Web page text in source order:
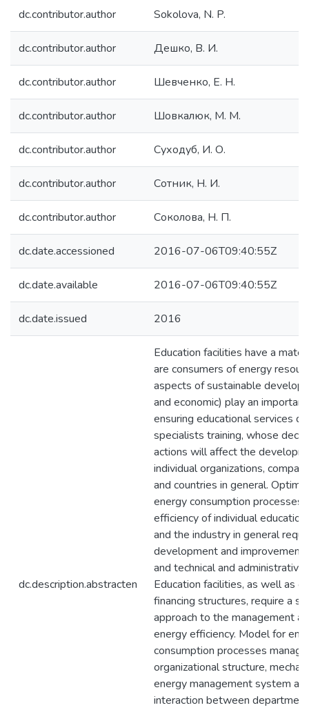
dc.contributor.author Sokolova, N. P.
dc.contributor.author Дешко, В. И.
dc.contributor.author Шевченко, Е. Н.
dc.contributor.author Шовкалюк, M. M.
dc.contributor.author Суходуб, И. О.
dc.contributor.author Сотник, Н. И.
dc.contributor.author Соколова, Н. П.
dc.date.accessioned 2016-07-06T09:40:55Z
dc.date.available 2016-07-06T09:40:55Z
dc.date.issued 2016
dc.description.abstracten
Education facilities have a
are consumers of energy
aspects of sustainable
and economic) play an
ensuring educational services
specialists training, whose
actions will affect the
individual organizations,
and countries in general.
energy consumption processes
efficiency of individual
and the industry in general
development and improvement
and technical and
Education facilities, as well as
financing structures, require a
approach to the management
energy efficiency. Model for
consumption processes
organizational structure,
energy management system
interaction between